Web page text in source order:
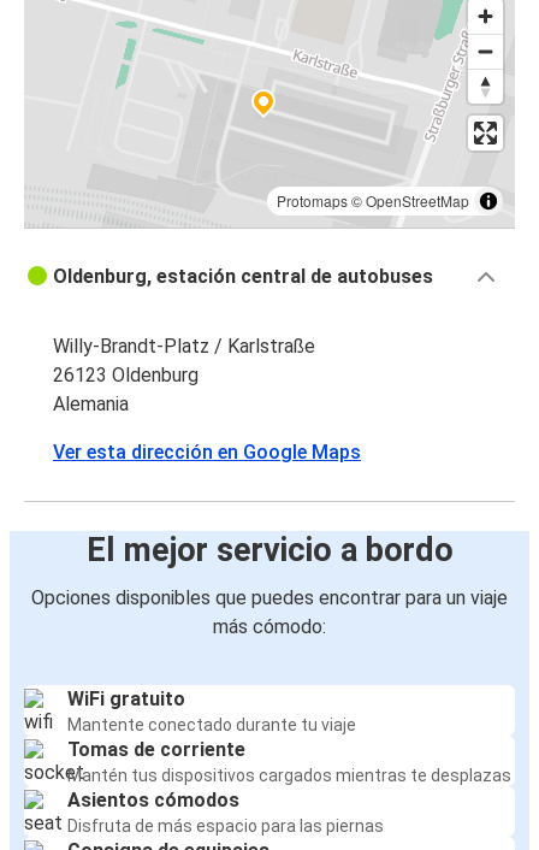
La Haya
Oldenburg
Oldenburg
Oldenburg
Oldenburg
Aeropuerto de Berlín
Oldenburg
Aeropuerto de Hannover
Madrid
Oldenburg
Aeropuerto de Hannover
Oldenburg
Oldenburg
Madrid
Protomaps©OpenStreetMap
Oldenburg, estación central de autobuses
Willy-Brandt-Platz / Karlstraße
26123 Oldenburg
Alemania
Ver esta dirección en Google Maps
El mejor servicio a bordo
Opciones disponibles que puedes encontrar para un viaje
más cómodo:
WiFi gratuito
Mantente conectado durante tu viaje
Tomas de corriente
Mantén tus dispositivos cargados mientras te desplazas
Asientos cómodos
Disfruta de más espacio para las piernas